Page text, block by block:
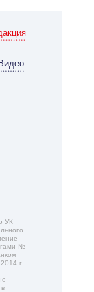
УК
№
г.
Видео